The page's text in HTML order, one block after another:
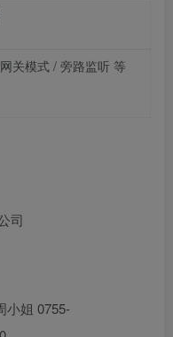
网关模式/ 旁路监听 等
司
小姐 0755-